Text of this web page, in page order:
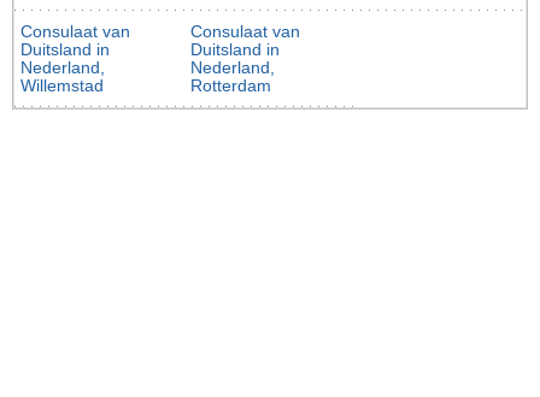
Consulaat van
Duitsland in
Nederland,
Willemstad
Consulaat van
Duitsland in
Nederland,
Rotterdam